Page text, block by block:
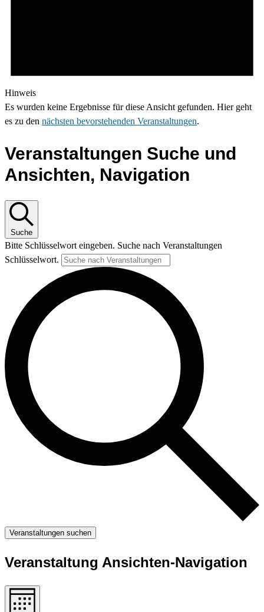
Hinweis
Es wurden keine Ergebnisse für diese Ansicht gefunden. Hier geht
es zu den nächsten bevorstehenden Veranstaltungen.
Veranstaltungen Suche und
Ansichten, Navigation
Suche
Bitte Schlüsselwort eingeben. Suche nach Veranstaltungen
Schlüsselwort.
Veranstaltungen suchen
Veranstaltung Ansichten-Navigation